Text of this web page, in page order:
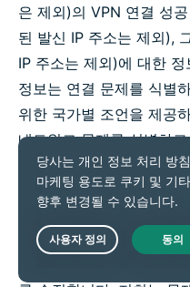
은 제외)의 VPN 연결 성
된 발신 IP 주소는 제외),
IP 주소는 제외)에 대한
정보는 연결 문제를 식별
위한 국가별 조언을 제공
네트워크 문제를 식별하
제공하는 데 도움이 됩니